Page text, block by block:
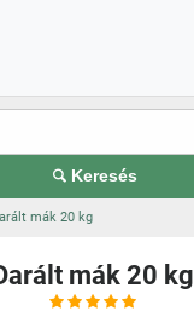
Keresés
mák 20 kg
mák 20 kg